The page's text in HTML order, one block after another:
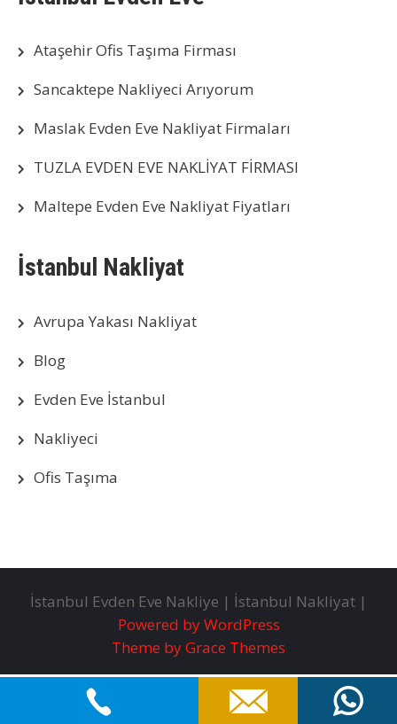
Ataşehir Ofis Taşıma Firması
Sancaktepe Nakliyeci Arıyorum
Maslak Evden Eve Nakliyat Firmaları
TUZLA EVDEN EVE NAKLİYAT FİRMASI
Maltepe Evden Eve Nakliyat Fiyatları
İstanbul Nakliyat
Avrupa Yakası Nakliyat
Blog
Evden Eve İstanbul
Nakliyeci
Ofis Taşıma
İstanbul Evden Eve Nakliye | İstanbul Nakliyat |
Powered by WordPress
Theme by Grace Themes